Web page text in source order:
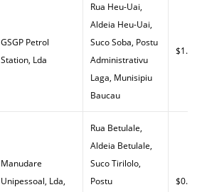
GSGP Petrol
Station, Lda
Rua Heu-Uai,
Aldeia Heu-Uai,
Suco Soba, Postu
Administrativu
Laga, Munisipiu
Baucau
$1.56
Manudare
Unipessoal, Lda,
Rua Betulale,
Aldeia Betulale,
Suco Tirilolo,
Postu
$0.00